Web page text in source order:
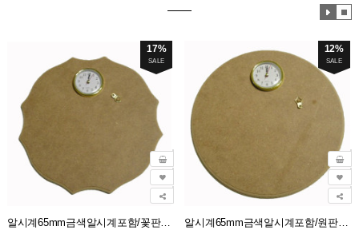
효
재
생
효
정
지
17%
SALE
알시계65mm금색알시계포함/꽃판시계(30cm)판두께12mm
12%
SALE
알시계65mm금색알시계포함/원판시계(30cm)판두께12mm